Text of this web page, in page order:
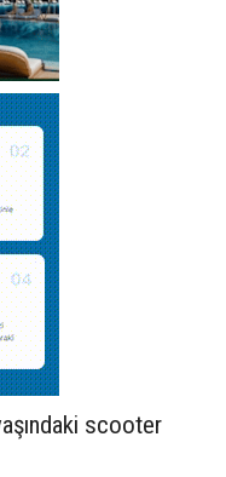
scooter